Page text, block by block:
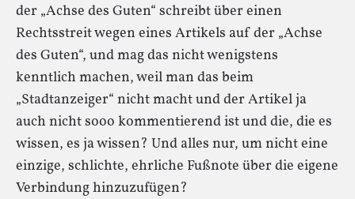
der „Achse des Guten“ schreibt über einen
Rechtsstreit wegen eines Artikels auf der „Achse
des Guten“, und mag das nicht wenigstens
kenntlich machen, weil man das beim
„Stadtanzeiger“ nicht macht und der Artikel ja
auch nicht sooo kommentierend ist und die, die es
wissen, es ja wissen? Und alles nur, um nicht eine
einzige, schlichte, ehrliche Fußnote über die eigene
Verbindung hinzuzufügen?